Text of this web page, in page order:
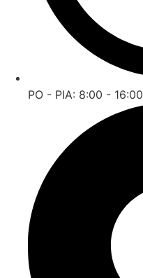
PO - PIA: 8:00 - 16:00